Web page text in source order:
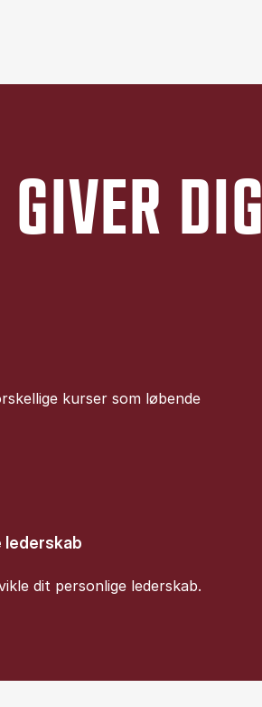
DIG
kurser som løbende
lederskab
dit personlige lederskab.